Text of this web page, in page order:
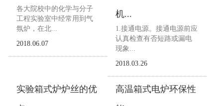
各大院校中的化学与分子
工程实验室中经常用到气
氛炉，在北...
2018.06.07
机...
1.接通电源。接通电源前应
认真检查有否短路或漏电
现象...
2018.03.26
实验箱式炉炉丝的优
高温箱式电炉环保性